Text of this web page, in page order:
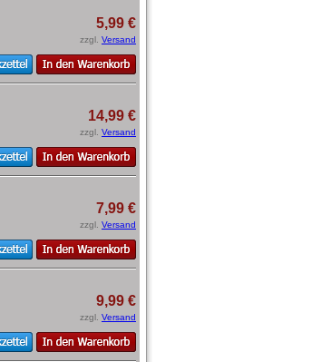
5,99 €
zzgl. Versand
14,99 €
zzgl. Versand
7,99 €
zzgl. Versand
9,99 €
zzgl. Versand